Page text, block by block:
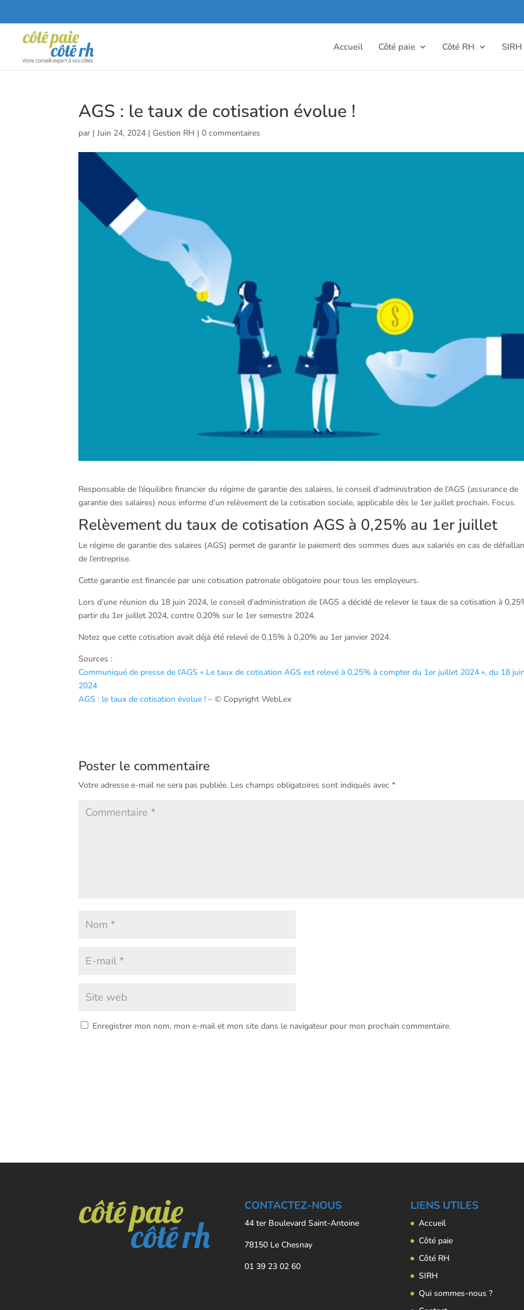
Accueil Côté paie Côté RH SIRH
AGS : le taux de cotisation évolue !
par |Juin 24, 2024 | Gestion RH |0 commentaires
Responsable de l’équilibre financier du régime de garantie des salaires, le conseil d’administration de l’AGS (assurance de
garantie des salaires) nous informe d’un relèvement de la cotisation sociale, applicable dès le 1er juillet prochain. Focus.
Relèvement du taux de cotisation AGS à 0,25% au 1er juillet
Le régime de garantie des salaires (AGS) permet de garantir le paiement des sommes dues aux salariés en cas de
de l’entreprise.
Cette garantie est financée par une cotisation patronale obligatoire pour tous les employeurs.
Lors d’une réunion du 18 juin 2024, le conseil d’administration de l’AGS a décidé de relever le taux de sa cotisation à
partir du 1er juillet 2024, contre 0,20% sur le 1er semestre 2024.
Notez que cette cotisation avait déjà été relevé de 0,15% à 0,20% au 1er janvier 2024.
Sources :
Communiqué de presse de l’AGS « Le taux de cotisation AGS est relevé à 0,25% à compter du 1er juillet 2024 », du 18 juin
2024
AGS : le taux de cotisation évolue ! – © Copyright WebLex
Poster le commentaire
Votre adresse e-mail ne sera pas publiée. Les champs obligatoires sont indiqués avec*
Enregistrer mon nom, mon e-mail et mon site dans le navigateur pour mon prochain commentaire.
CONTACTEZ-NOUS
44 ter Boulevard Saint-Antoine
78150 Le Chesnay
01 39 23 02 60
LIENS UTILES
Accueil
Côté paie
Côté RH
SIRH
Qui sommes-nous ?